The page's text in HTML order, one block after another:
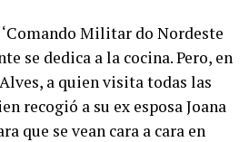
Militar do Nordeste
se dedica a la cocina. Pero, en
a quien visita todas las
recogió a su ex esposa Joana
que se vean cara a cara en